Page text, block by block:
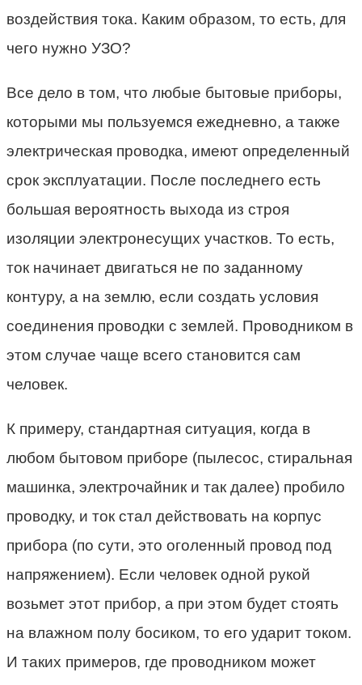
воздействия тока. Каким образом, то есть, для
чего нужно УЗО?
Все дело в том, что любые бытовые приборы,
которыми мы пользуемся ежедневно, а также
электрическая проводка, имеют определенный
срок эксплуатации. После последнего есть
большая вероятность выхода из строя
изоляции электронесущих участков. То есть,
ток начинает двигаться не по заданному
контуру, а на землю, если создать условия
соединения проводки с землей. Проводником в
этом случае чаще всего становится сам
человек.
К примеру, стандартная ситуация, когда в
любом бытовом приборе (пылесос, стиральная
машинка, электрочайник и так далее) пробило
проводку, и ток стал действовать на корпус
прибора (по сути, это оголенный провод под
напряжением). Если человек одной рукой
возьмет этот прибор, а при этом будет стоять
на влажном полу босиком, то его ударит током.
И таких примеров, где проводником может